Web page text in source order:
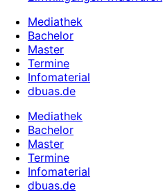
Mediathek
Bachelor
Master
Termine
Infomaterial
dbuas.de
Mediathek
Bachelor
Master
Termine
Infomaterial
dbuas.de